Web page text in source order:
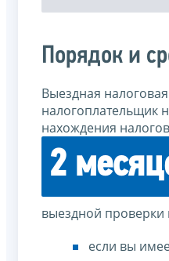
Порядок и
Выездная
налогоплательщик
нахождения
2
выездной проверки
если вы